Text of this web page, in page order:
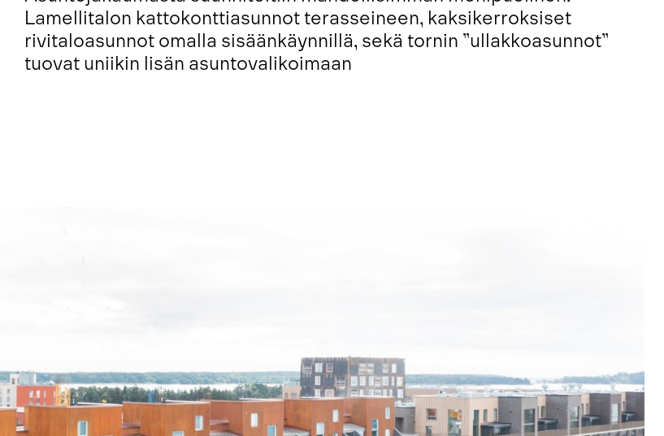
Lamellitalon kattokonttiasunnot terasseineen, kaksikerroksiset
rivitaloasunnot omalla sisäänkäynnillä, sekä tornin ”ullakkoasunnot”
tuovat uniikin lisän asuntovalikoimaan